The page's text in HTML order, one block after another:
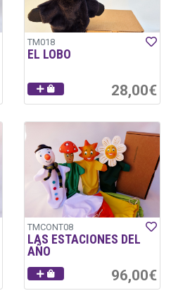
TM018
EL LOBO
28,00€
TMCONT08
LAS ESTACIONES DEL
AÑO
96,00€